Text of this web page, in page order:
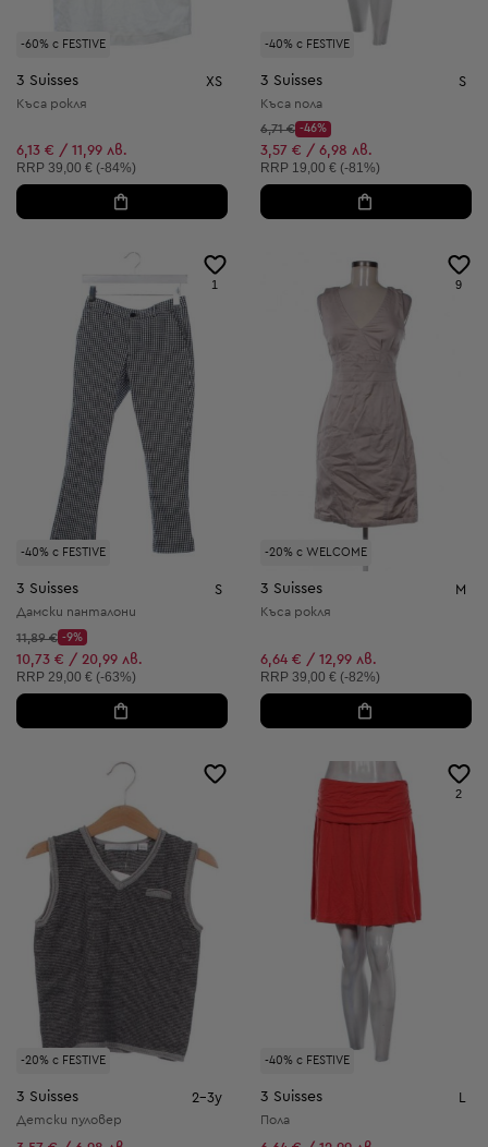
-60% с FESTIVE
3 Suisses XS
Къса рокля
6,13 € / 11,99 лв.
Препоръчителна цена:
RRP 39,00 € (-84%)
-40% с FESTIVE
3 Suisses S
Къса пола
Начална цена:
6,71 €
Discount Price:
-46%
Намалена цена:
3,57 € / 6,98 лв.
Препоръчителна цена:
RRP 19,00 € (-81%)
-40% с FESTIVE
1
3 Suisses S
Дамски панталони
Начална цена:
11,89 €
Discount Price:
-9%
Намалена цена:
10,73 € / 20,99 лв.
Препоръчителна цена:
RRP 29,00 € (-63%)
-20% с WELCOME
9
3 Suisses M
Къса рокля
6,64 € / 12,99 лв.
Препоръчителна цена:
RRP 39,00 € (-82%)
-20% с FESTIVE
3 Suisses 2-3y
Детски пуловер
-40% с FESTIVE
2
3 Suisses L
Пола